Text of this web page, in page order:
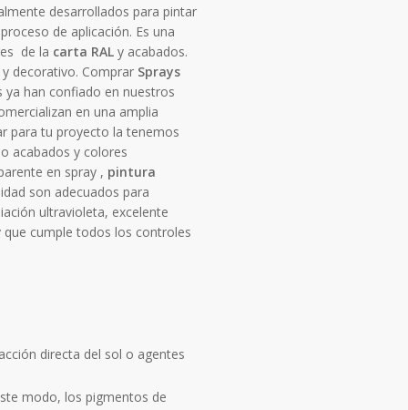
desarrollados para pintar
de aplicación. Es una
de la carta RAL y acabados.
decorativo. Comprar Sprays
ya han confiado en nuestros
en una amplia
para tu proyecto la tenemos
acabados y colores
en spray , pintura
son adecuados para
ultravioleta, excelente
que cumple todos los controles
directa del sol o agentes
modo, los pigmentos de